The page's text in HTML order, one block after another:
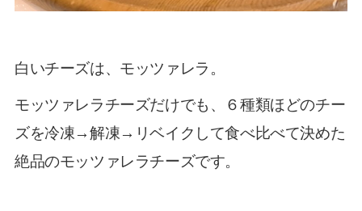
白いチーズは、モッツァレラ。
モッツァレラチーズだけでも、６種類ほどのチー
ズを冷凍→解凍→リベイクして食べ比べて決めた
絶品のモッツァレラチーズです。